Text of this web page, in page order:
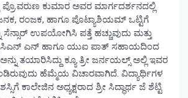
ಪ್ರೊ.ವರುಣ ಕುಮಾರ ಅವರ ಮಾರ್ಗದರ್ಶನದಲ್ಲಿ
ರಂಜಕ, ಹಾಗೂ ಪೊಟ್ಯಾಶಿಯಮ್ ಒಟ್ಟಿಗೆ
ಸೆನ್ಸಾರ್ ಉಪಯೋಗಿಸಿ ಪತ್ತೆ ಹಚ್ಚುವುದು ಮತ್ತು
ಸಿಎನ್ ಎನ್ ಹಾಗೂ ಯುಐ ಪಾತ್ ಸಹಾಯದಿಂದ
ಅನ್ನು ತಯಾರಿಸಿದ್ದು ಕ್ಯೂ ತ್ರೀ ಜರ್ನಯಲ್ಸ್ ಅಲ್ಲಿ ಇವರ
ಹೆಮ್ಮೆಯ ವಿಚಾರವಾಗಿದೆ. ವಿದ್ಯಾರ್ಥಿಗಳ
ಕಾಲೇಜಿನ ಅಧ್ಯಕ್ಷರಾದ ಶ್ರೀ ಸಿದ್ಧಾರ್ಥ ಜೆ ಶೆಟ್ಟಿ